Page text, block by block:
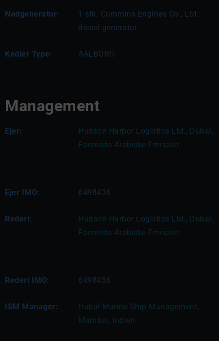
Nødgenerator:
1 stk. Cummins Engines Co., Ltd.
diesel generator
Kedler Type: AALBORG
Management
Ejer:
Hudson Harbor Logistics Ltd., Dubai,
Forenede Arabiske Emirater
Ejer IMO: 6498436
Rederi:
Hudson Harbor Logistics Ltd., Dubai,
Forenede Arabiske Emirater
Rederi IMO: 6498436
ISM Manager:
Hubal Marine Ship Management,
Mumbai, Indien